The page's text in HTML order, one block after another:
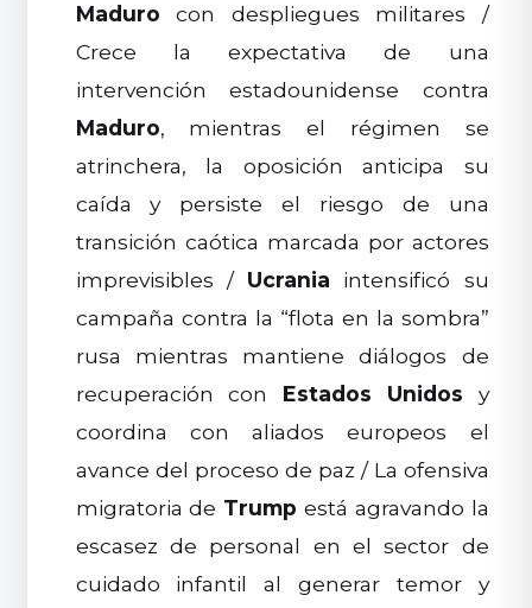
Maduro con despliegues militares /
Crece la expectativa de una
intervención estadounidense contra
Maduro, mientras el régimen se
atrinchera, la oposición anticipa su
caída y persiste el riesgo de una
transición caótica marcada por actores
imprevisibles / Ucrania intensificó su
campaña contra la “flota en la sombra”
rusa mientras mantiene diálogos de
recuperación con Estados Unidos y
coordina con aliados europeos el
avance del proceso de paz / La ofensiva
migratoria de Trump está agravando la
escasez de personal en el sector de
cuidado infantil al generar temor y